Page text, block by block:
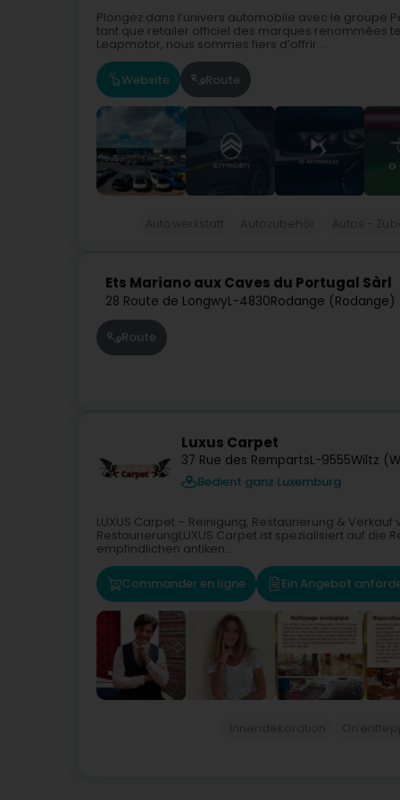
Plongez dans l’univers automobile avec le groupe
tant que retailer officiel des marques renommées
Leapmotor, nous sommes fiers d’offrir...
Website Route
Ets Mariano aux Caves du Portugal Sàrl
28 Route de LongwyL-4830Rodange (Rodange)
Route
Luxus Carpet
37 Rue des RempartsL-9555Wiltz
Bedient ganz Luxemburg
LUXUS Carpet – Reinigung, Restaurierung &
RestaurierungLUXUS Carpet ist spezialisiert auf die
empfindlichen antiken...
Commander en ligne Ein Angebot